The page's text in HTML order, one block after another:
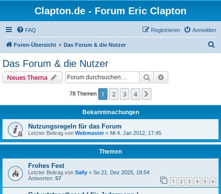
Clapton.de - Forum Eric Clapton
FAQ Anmelden
Registrieren
Foren-Übersicht Das Forum & die Nutzer
Das Forum & die Nutzer
Neues Thema Suche
78 Themen 1 2 3 4
Bekanntmachungen
Nutzungsregeln für das Forum
Letzter Beitrag von Webmaster« Mi 4. Jan 2012, 17:45
Themen
Frohes Fest
Letzter Beitrag von Sally « So 21. Dez 2025, 18:54
Antworten: 57 1 2 3 4 5 6